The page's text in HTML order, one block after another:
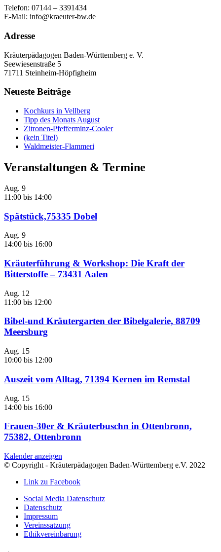
Telefon: 07144 – 3391434
E-Mail: info@kraeuter-bw.de
Adresse
Kräuterpädagogen Baden-Württemberg e. V.
Seewiesenstraße 5
71711 Steinheim-Höpfigheim
Neueste Beiträge
Kochkurs in Vellberg
Tipp des Monats August
Zitronen-Pfefferminz-Cooler
(kein Titel)
Waldmeister-Flammeri
Veranstaltungen & Termine
Aug. 9
11:00 bis 14:00
Spätstück,75335 Dobel
Aug. 9
14:00 bis 16:00
Kräuterführung & Workshop: Die Kraft der
Bitterstoffe – 73431 Aalen
Aug. 12
11:00 bis 12:00
Bibel-und Kräutergarten der Bibelgalerie, 88709
Meersburg
Aug. 15
10:00 bis 12:00
Auszeit vom Alltag, 71394 Kernen im Remstal
Aug. 15
14:00 bis 16:00
Frauen-30er & Kräuterbuschn in Ottenbronn,
75382, Ottenbronn
Kalender anzeigen
© Copyright - Kräuterpädagogen Baden-Württemberg e.V. 2022
Link zu Facebook
Social Media Datenschutz
Datenschutz
Impressum
Vereinssatzung
Ethikvereinbarung